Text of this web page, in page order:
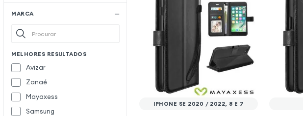
MARCA
MELHORES RESULTADOS
Avizar
Zanaé
Mayaxess
Samsung
IPHONE SE 2020 / 2022, 8 E 7